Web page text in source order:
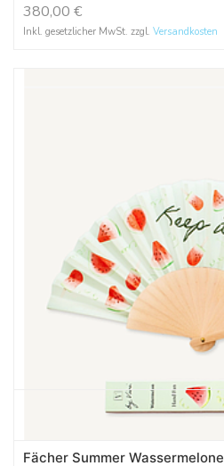
380,00 €
Inkl. gesetzlicher MwSt. zzgl. Versandkosten
Fächer Summer Wassermelone